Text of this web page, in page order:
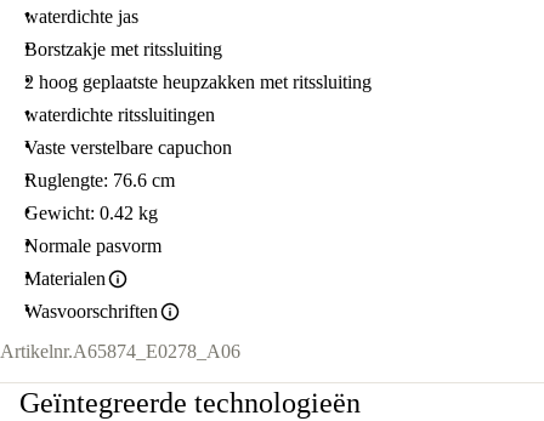
waterdichte jas
Borstzakje met ritssluiting
2 hoog geplaatste heupzakken met ritssluiting
waterdichte ritssluitingen
Vaste verstelbare capuchon
Ruglengte: 76.6 cm
Gewicht: 0.42 kg
Normale pasvorm
Materialen
Wasvoorschriften
Artikelnr.A65874_E0278_A06
Geïntegreerde technologieën